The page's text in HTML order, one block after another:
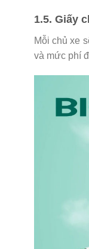
1.5. Giấy
Mỗi chủ xe
và mức phí